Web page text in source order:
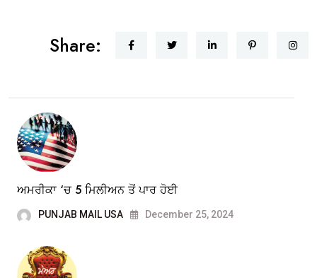
Share:
ਅਮਰੀਕਾ ‘ਚ 5 ਮਿਲੀਅਨ ਤੋਂ ਪਾਰ ਹੋਈ
PUNJAB MAIL USA December 25, 2024